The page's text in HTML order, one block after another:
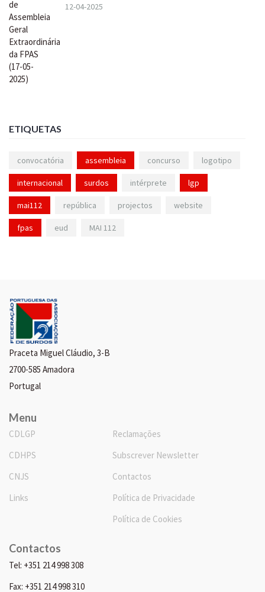
12-04-2025
ETIQUETAS
convocatória assembleia concurso logotipo
internacional surdos intérprete lgp
mai112 república projectos website
fpas eud MAI 112
Praceta Miguel Cláudio, 3-B
2700-585 Amadora
Portugal
Menu
CDLGP
CDHPS
CNJS
Links
Reclamações
Subscrever Newsletter
Contactos
Política de Privacidade
Política de Cookies
Contactos
Tel: +351 214 998 308
Fax: +351 214 998 310